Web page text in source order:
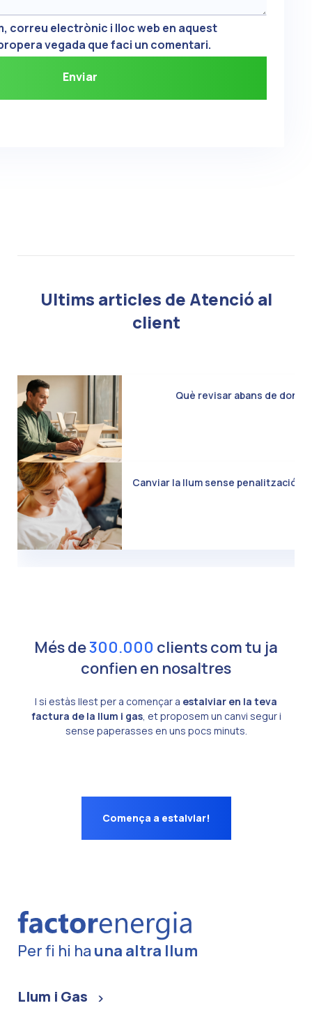
correu electrònic i lloc web en aquest
vegada que faci un comentari.
Ultims articles de Atenció al
client
Què revisar abans de
Canviar la llum sense penalització:
Més de300.000 clients com tu ja
confien en nosaltres
I si estàs llest per a començar a estalviar en la teva
factura de la llum i gas, et proposem un canvi segur i
sense paperasses en uns pocs minuts.
Comença a estalviar!
Per fi hi ha una altra llum
Llum i Gas